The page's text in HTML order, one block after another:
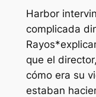
Harbor
complicada
Rayos*
que el
cómo era su
estaban